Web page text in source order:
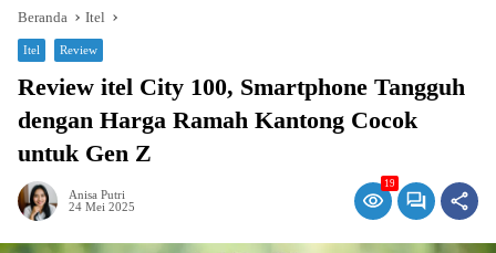
Beranda Itel
Itel Review
Review itel City 100, Smartphone Tangguh
dengan Harga Ramah Kantong Cocok
untuk Gen Z
Anisa Putri
24 Mei 2025
19